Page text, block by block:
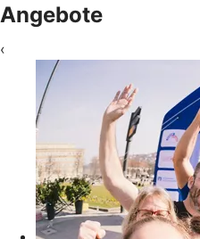
Angebote
‹